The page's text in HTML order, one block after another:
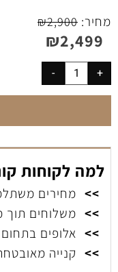
מחיר:
₪2,900
₪2,499
למה לקוחות
>> מחירים
>> משלוחים תוך
>> אלופים בתחום
>> קנייה